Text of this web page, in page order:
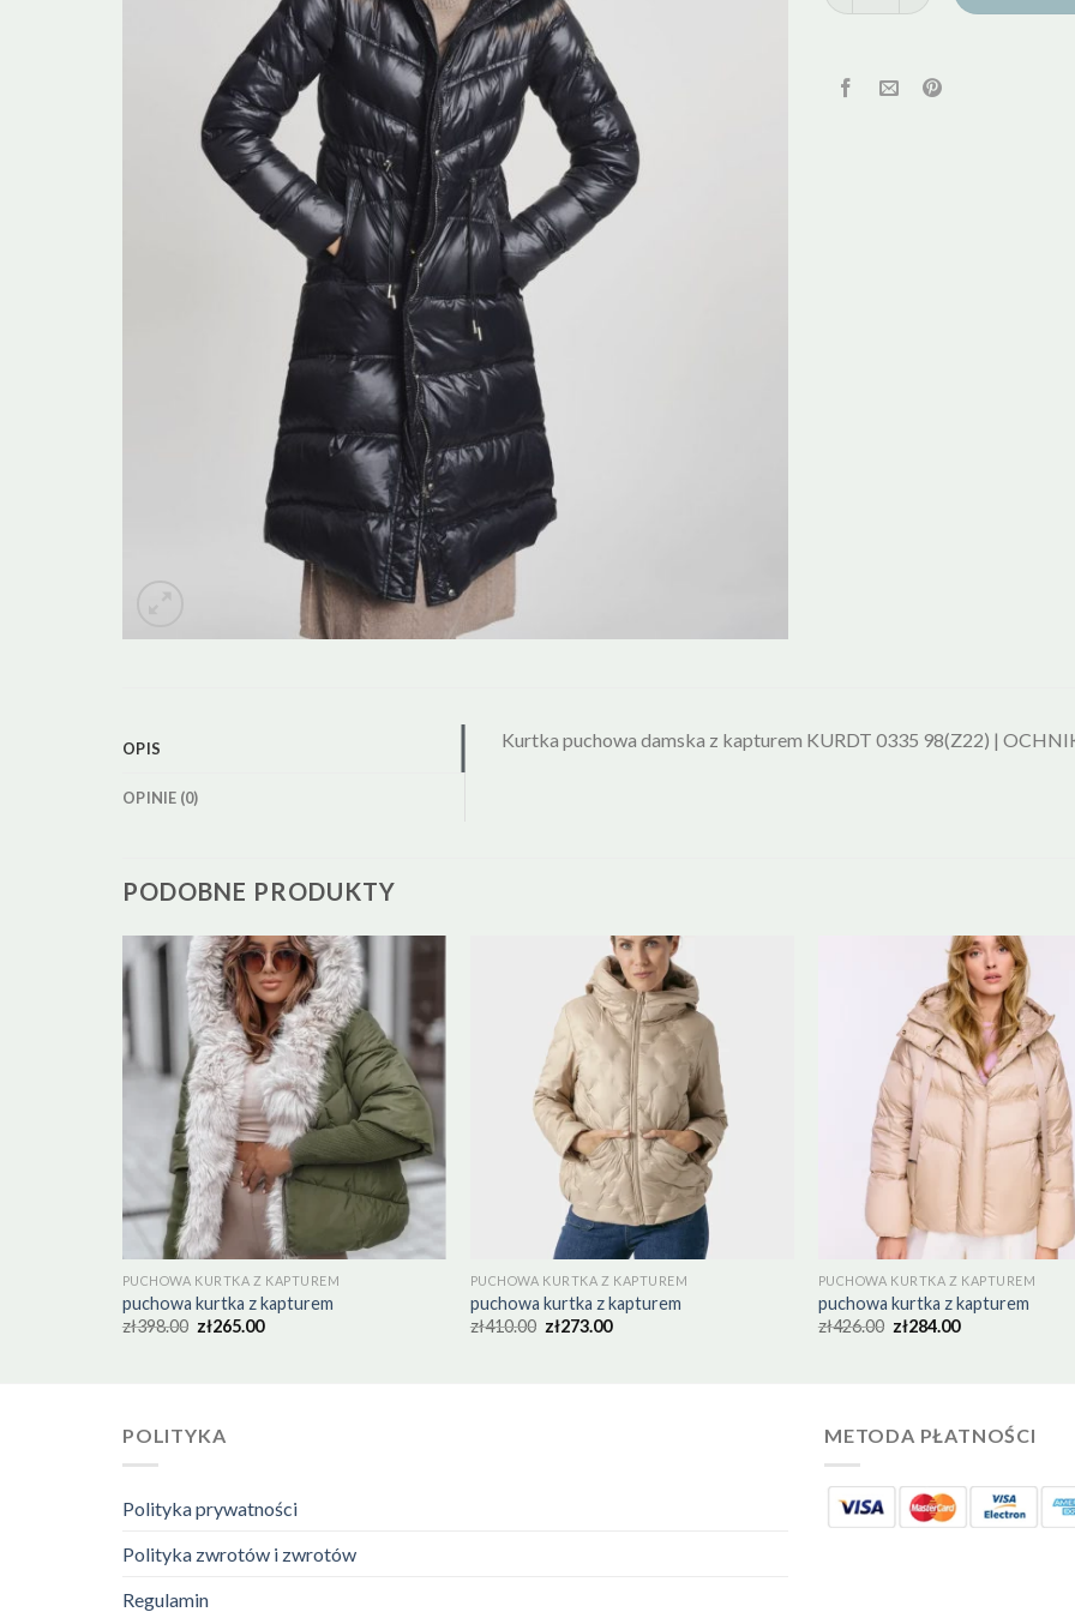
OPIS
OPINIE (0)
Kurtka puchowa damska z kapturem KURDT 0335 98(Z22) |
PODOBNE PRODUKTY
PUCHOWA KURTKA Z KAPTUREM
puchowa kurtka z kapturem
zł398.00 zł265.00
PUCHOWA KURTKA Z KAPTUREM
puchowa kurtka z kapturem
zł410.00 zł273.00
PUCHOWA KURTKA Z KAPTUREM
puchowa kurtka z kapturem
zł426.00 zł284.00
POLITYKA
Polityka prywatności
Polityka zwrotów i zwrotów
Regulamin
METODA PŁATNOŚCI